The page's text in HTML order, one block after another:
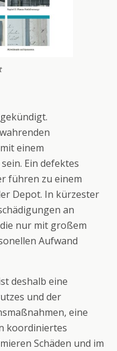
einem
Ein defektes
führen zu einem
Depot. In kürzester
an
nur mit großem
Aufwand
deshalb eine
und der
eine
koordiniertes
Schäden und im